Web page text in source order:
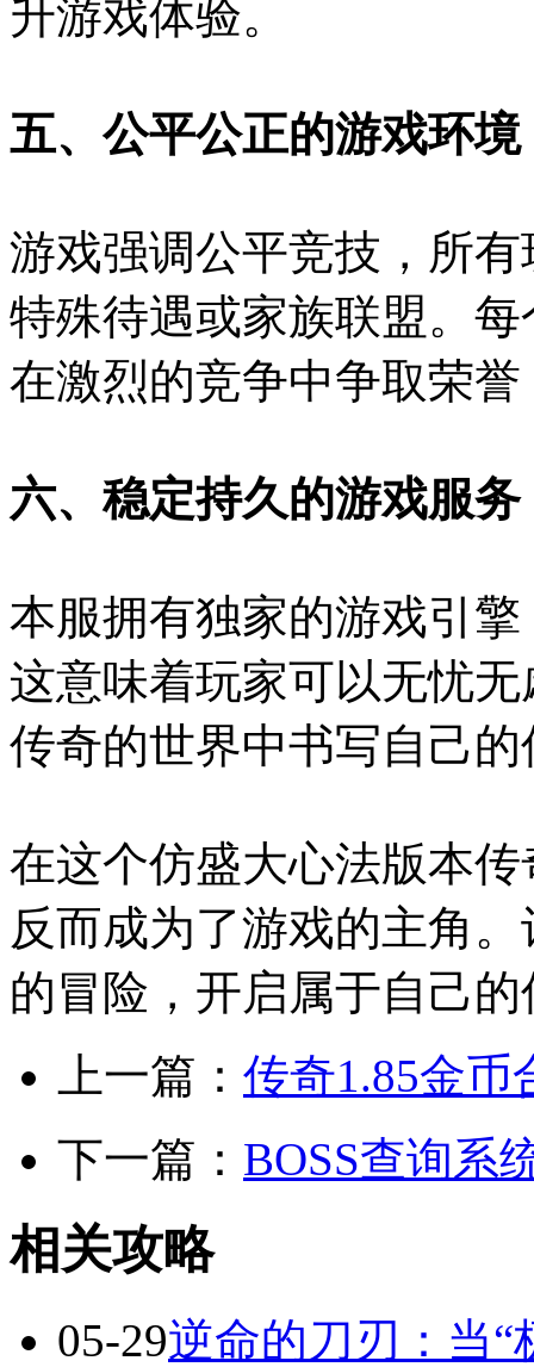
升游戏体验。
五、公平公正的游戏环境
游戏强调公平竞技，所
特殊待遇或家族联盟。
在激烈的竞争中争取荣
六、稳定持久的游戏服务
本服拥有独家的游戏引
这意味着玩家可以无忧
传奇的世界中书写自己
在这个仿盛大心法版本
反而成为了游戏的主角
的冒险，开启属于自己
上一篇： 传奇1.85金币
下一篇： BOSS查询系
相关攻略
05-29逆命的刀刃：当“